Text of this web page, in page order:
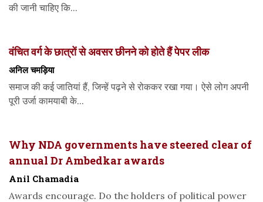
की जानी चाहिए कि...
वंचित वर्ग के छात्रों से अवसर छीनने को होते हैं पेपर लीक
अनिल चमड़िया
समाज की कई जातियां हैं, जिन्हें पढ़ने से रोककर रखा गया। ऐसे लोग अपनी
पूरी उर्जा कामयाबी के...
Why NDA governments have steered clear of
annual Dr Ambedkar awards
Anil Chamadia
Awards encourage. Do the holders of political power